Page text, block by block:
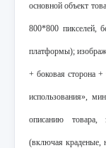
основной объект
800*800 пикселей,
платформы);
+ боковая сторона
использования»,
описанию товара,
(включая краденые,